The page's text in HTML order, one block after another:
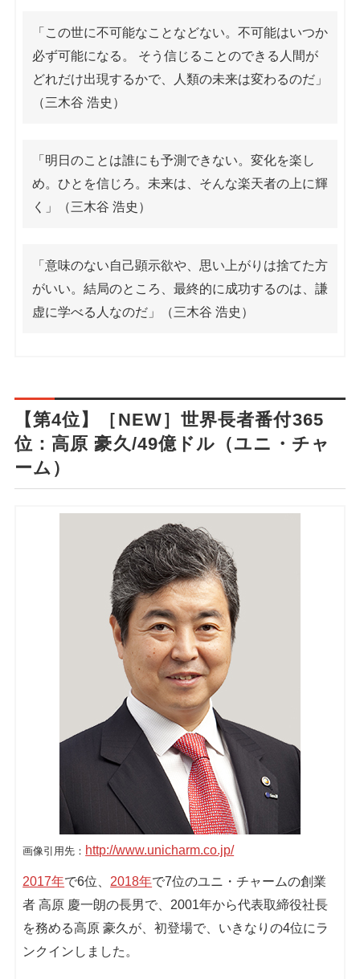
「この世に不可能なことなどない。不可能はいつか
必ず可能になる。 そう信じることのできる人間が
どれだけ出現するかで、人類の未来は変わるのだ」
（三木谷 浩史）
「明日のことは誰にも予測できない。変化を楽し
め。ひとを信じろ。未来は、そんな楽天者の上に輝
く」（三木谷 浩史）
「意味のない自己顕示欲や、思い上がりは捨てた方
がいい。結局のところ、最終的に成功するのは、謙
虚に学べる人なのだ」（三木谷 浩史）
【第4位】［NEW］世界長者番付365
位：高原 豪久/49億ドル（ユニ・チャ
ーム）
画像引用先： http://www.unicharm.co.jp/
2017年で6位、 2018年で7位のユニ・チャームの創業
者 高原 慶一朗の長男で、2001年から代表取締役社長
を務める高原 豪久が、初登場で、いきなりの4位にラ
ンクインしました。